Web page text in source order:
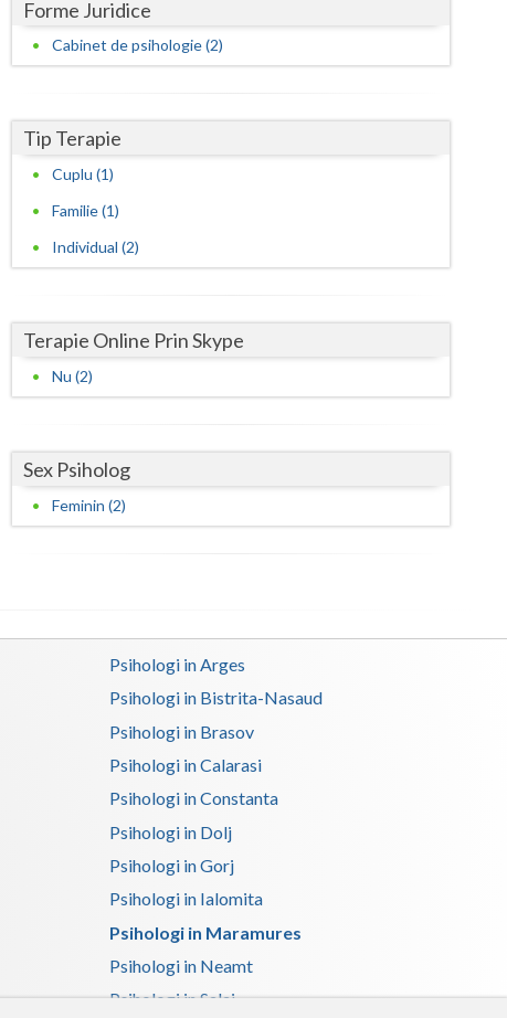
Harghita
Ialomita
Mures
Teleorman
Timis
Valcea
Vaslui
Forme Juridice
Cabinet de psihologie (2)
Tip Terapie
Cuplu (1)
Familie (1)
Individual (2)
Terapie Online Prin Skype
Nu (2)
Sex Psiholog
Feminin (2)
Psihologi in Arges
Psihologi in Bistrita-Nasaud
Psihologi in Brasov
Psihologi in Calarasi
Psihologi in Constanta
Psihologi in Dolj
Psihologi in Gorj
Psihologi in Ialomita
Psihologi in Maramures
Psihologi in Neamt
Psihologi in Salaj